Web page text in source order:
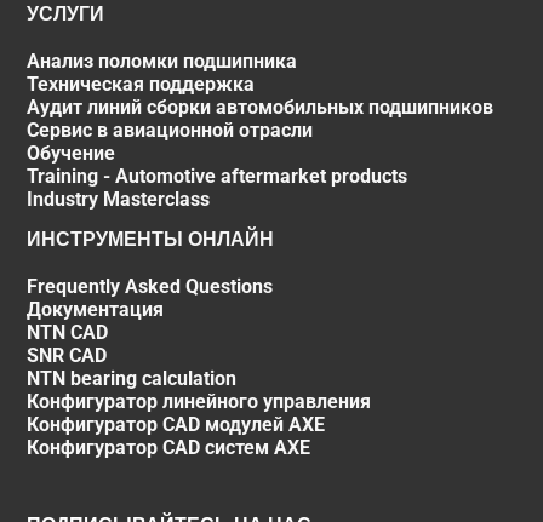
УСЛУГИ
Анализ поломки подшипника
Техническая поддержка
Аудит линий сборки автомобильных подшипников
Сервис в авиационной отрасли
Обучение
Training - Automotive aftermarket products
Industry Masterclass
ИНСТРУМЕНТЫ ОНЛАЙН
Frequently Asked Questions
Документация
NTN CAD
SNR CAD
NTN bearing calculation
Конфигуратор линейного управления
Конфигуратор CAD модулей AXE
Конфигуратор CAD систем AXE